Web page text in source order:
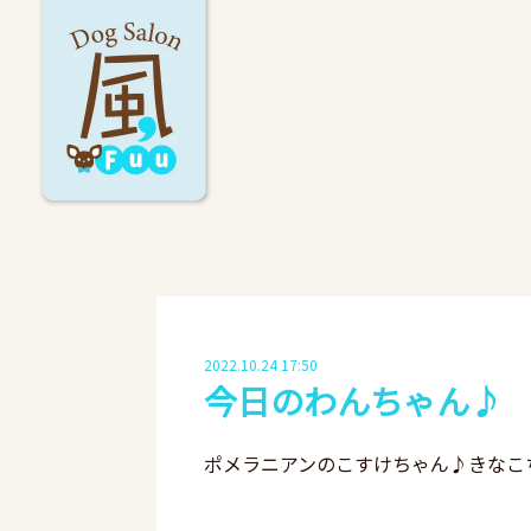
2022.10.24 17:50
今日のわんちゃん♪
ポメラニアンのこすけちゃん♪きな